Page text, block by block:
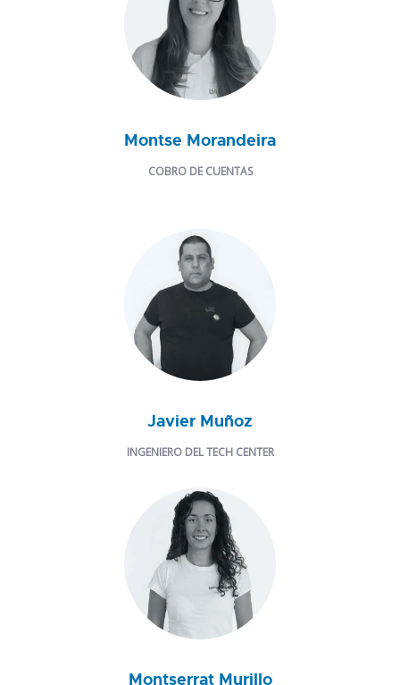
Montse Morandeira
COBRO DE CUENTAS
Javier Muñoz
INGENIERO DEL TECH CENTER
Montserrat Murillo